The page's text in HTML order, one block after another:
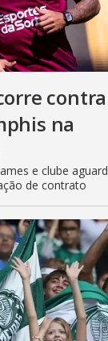
na
e clube
de contrato